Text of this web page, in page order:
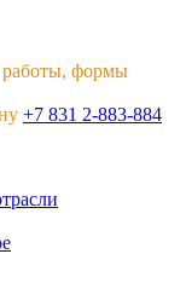
работы, формы
+7 831 2-883-884